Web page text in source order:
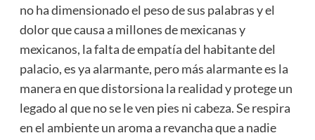
no ha dimensionado el peso de sus palabras y el
dolor que causa a millones de mexicanas y
mexicanos, la falta de empatía del habitante del
palacio, es ya alarmante, pero más alarmante es la
manera en que distorsiona la realidad y protege un
legado al que no se le ven pies ni cabeza. Se respira
en el ambiente un aroma a revancha que a nadie